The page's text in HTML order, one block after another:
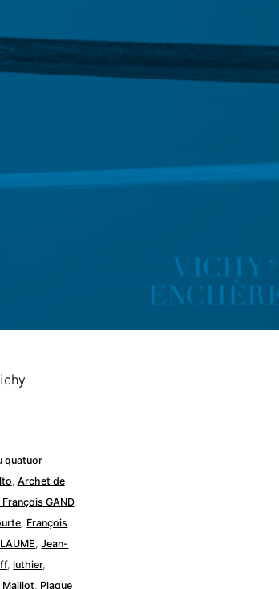
quatuor
Archet de
GAND,
François
,Jean-
,luthier,
Maillot Plaque